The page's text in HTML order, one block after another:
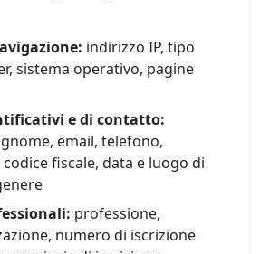
indirizzo IP, tipo
sistema operativo, pagine
e di contatto:
email, telefono,
fiscale, data e luogo di
professione,
numero di iscrizione